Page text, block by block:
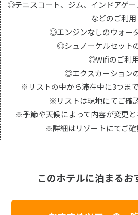
◎テニスコート、ジム、インドアゲ
などのご利用
◎エンジンなしのウォー
◎シュノーケルセット
◎Wifiのご利
◎エクスカーション
※リストの中から滞在中に3つま
※リストは現地にてご確
※季節や天候によって内容が変更と
※詳細はリゾートにてご確
このホテルに泊まるお